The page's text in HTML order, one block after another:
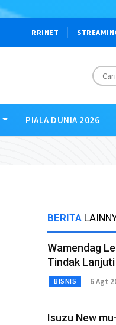
RRINET
PIALA DUNIA 2026
BERITA
Wamendag
Tindak
BISNIS 6 Agt
Isuzu New